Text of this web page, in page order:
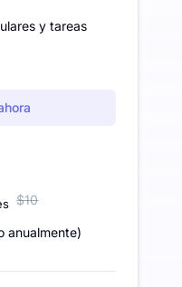
y tareas
$10
anualmente)